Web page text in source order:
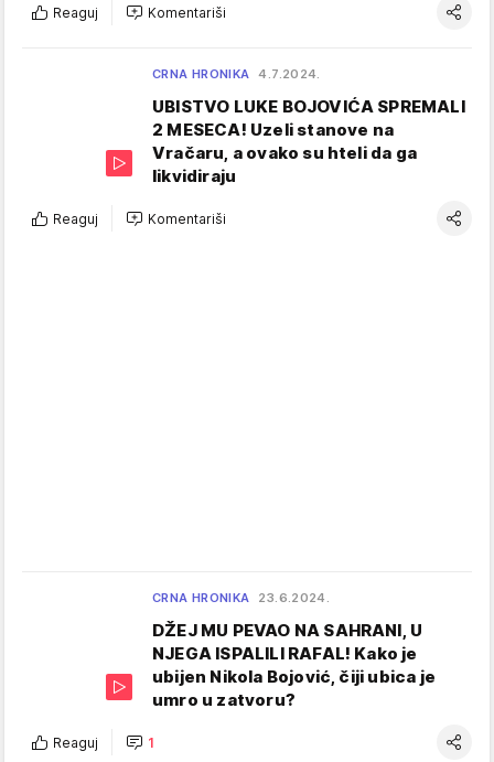
Reaguj Komentariši
CRNA HRONIKA 4.7.2024.
UBISTVO LUKE BOJOVIĆA SPREMALI
2 MESECA! Uzeli stanove na
Vračaru, a ovako su hteli da ga
likvidiraju
Reaguj Komentariši
CRNA HRONIKA 23.6.2024.
DŽEJ MU PEVAO NA SAHRANI, U
NJEGA ISPALILI RAFAL! Kako je
ubijen Nikola Bojović, čiji ubica je
umro u zatvoru?
Reaguj 1